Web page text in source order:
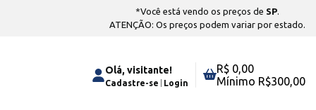
*Você está vendo os preços de SP.
ATENÇÃO: Os preços podem variar por estado.
Olá, visitante!
Cadastre-se Login
R$ 0,00
Mínimo R$300,00